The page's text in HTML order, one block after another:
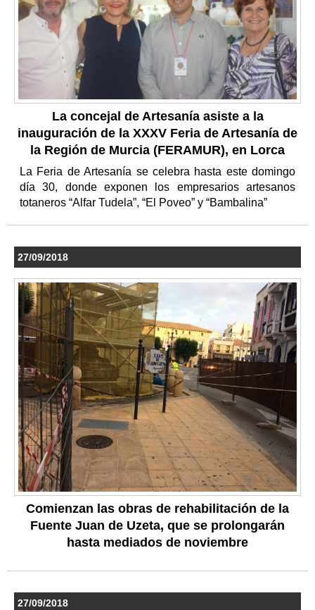
La concejal de Artesanía asiste a la
inauguración de la XXXV Feria de Artesanía de
la Región de Murcia (FERAMUR), en Lorca
La Feria de Artesanía se celebra hasta este domingo
día 30, donde exponen los empresarios artesanos
totaneros “Alfar Tudela”, “El Poveo” y “Bambalina”
27/09/2018
Comienzan las obras de rehabilitación de la
Fuente Juan de Uzeta, que se prolongarán
hasta mediados de noviembre
27/09/2018